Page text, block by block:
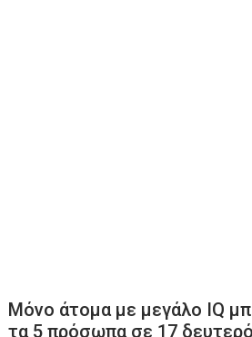
Μόνο άτομα με μεγάλο IQ
τα 5 πρόσωπα σε 17